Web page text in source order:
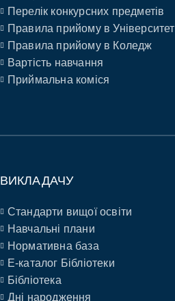
Перелік конкурсних предметів
Правила прийому в Університет
Правила прийому в Коледж
Вартість навчання
Приймальна коміся
ВИКЛАДАЧУ
Стандарти вищої освіти
Навчальні плани
Нормативна база
E-каталог Бібліотеки
Бібліотека
Дні народження